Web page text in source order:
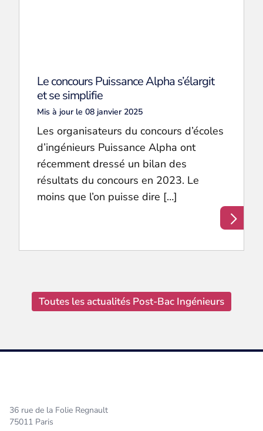
Le concours Puissance Alpha s’élargit
et se simplifie
Mis à jour le 08 janvier 2025
Les organisateurs du concours d’écoles
d’ingénieurs Puissance Alpha ont
récemment dressé un bilan des
résultats du concours en 2023. Le
moins que l’on puisse dire […]
Toutes les actualités Post-Bac Ingénieurs
36 rue de la Folie Regnault
75011 Paris